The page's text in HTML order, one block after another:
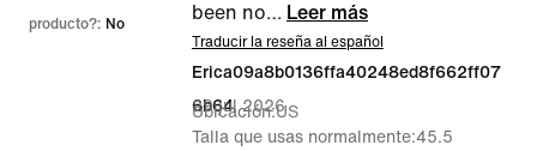
producto?: No
been no… Leer más
Traducir la reseña al español
Erica09a8b0136ffa40248ed8f662ff07
6b64
29 jul 2026
Ubicación US
Talla que usas normalmente 45.5